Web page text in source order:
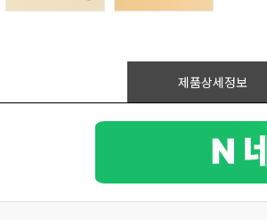
제품상세정보